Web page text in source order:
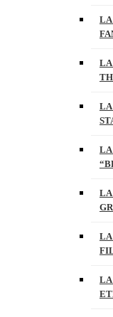
LA
LA
LA
LA
LA
LA
LA